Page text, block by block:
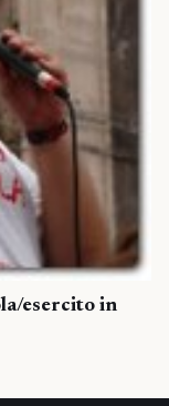
esercito in